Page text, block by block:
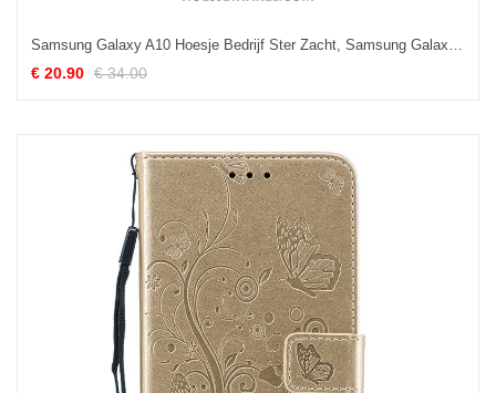
Samsung Galaxy A10 Hoesje Bedrijf Ster Zacht, Samsung Galaxy A10 Hoesje Ring Goud
€ 20.90 € 34.00